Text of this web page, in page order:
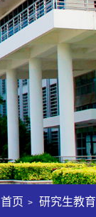
首页 > 研究生教育